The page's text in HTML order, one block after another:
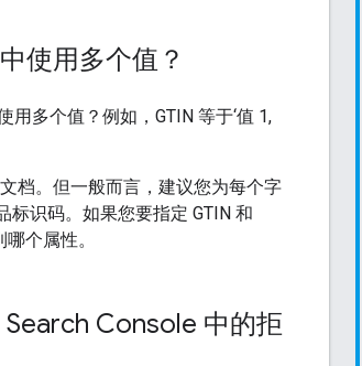
使用多个值？
用多个值？例如，GTIN 等于‘值 1,
档。但一般而言，建议您为每个字
标识码。如果您要指定 GTIN 和
个属性。
Console 中的拒